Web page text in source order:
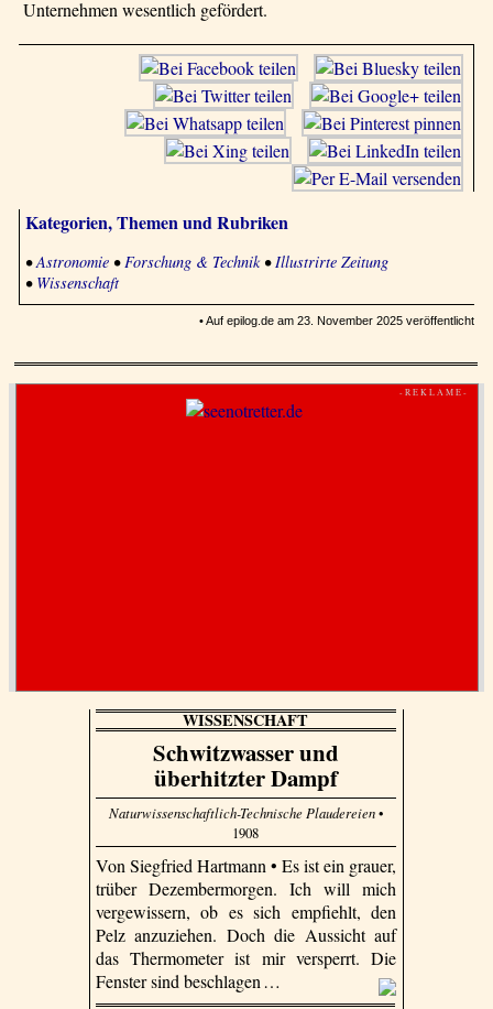
Unternehmen wesentlich gefördert.
Kategorien, Themen und Rubriken
•Astronomie• Forschung & Technik• Illustrirte Zeitung
• Wissenschaft
• Auf epilog.de am 23. November 2025 veröffentlicht
- R E K L A M E -
WISSENSCHAFT
Schwitzwasser und
überhitzter Dampf
Naturwissenschaftlich-Technische Plaudereien•
1908
Von Siegfried Hartmann • Es ist ein grauer,
trüber Dezembermorgen. Ich will mich
vergewissern, ob es sich empfiehlt, den
Pelz anzuziehen. Doch die Aussicht auf
das Thermometer ist mir versperrt. Die
Fenster sind beschlagen …